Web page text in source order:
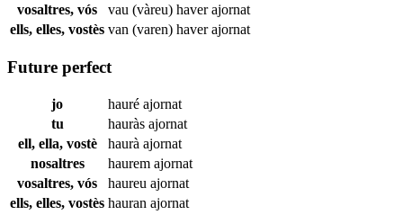
vosaltres, vós
vau (vàreu) haverajornat
ells, elles, vostès van (varen) haverajornat
Future perfect
jo hauré ajornat
tu
hauràs ajornat
ell, ella, vostè
haurà ajornat
nosaltres
haurem ajornat
vosaltres, vós
haureu ajornat
ells, elles, vostès hauran ajornat